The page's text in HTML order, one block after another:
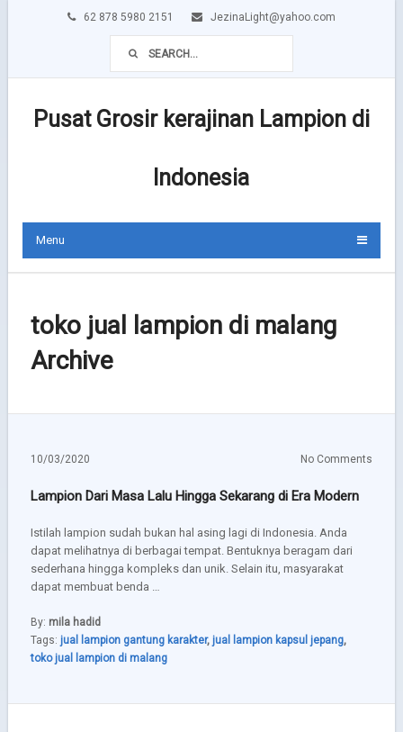
62 878 5980 2151 JezinaLight@yahoo.com
Pusat Grosir kerajinan Lampion di
Indonesia
Menu
toko jual lampion di malang
Archive
10/03/2020 No Comments
Lampion Dari Masa Lalu Hingga Sekarang di Era Modern
Istilah lampion sudah bukan hal asing lagi di Indonesia. Anda
dapat melihatnya di berbagai tempat. Bentuknya beragam dari
sederhana hingga kompleks dan unik. Selain itu, masyarakat
dapat membuat benda …
By: mila hadid
Tags: jual lampion gantung karakter, jual lampion kapsul jepang,
toko jual lampion di malang